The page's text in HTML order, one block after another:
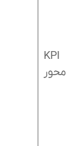
KPI
محور